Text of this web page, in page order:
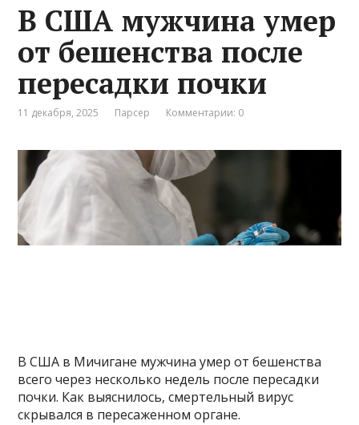
В США мужчина умер
от бешенства после
пересадки почки
11 декабря, 2025 Парсер Комментарии: 0
В США в Мичигане мужчина умер от бешенства
всего через несколько недель после пересадки
почки. Как выяснилось, смертельный вирус
скрывался в пересаженном органе.